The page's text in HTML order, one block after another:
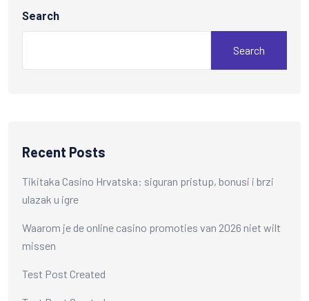
Search
Search
Recent Posts
Tikitaka Casino Hrvatska: siguran pristup, bonusi i brzi
ulazak u igre
Waarom je de online casino promoties van 2026 niet wilt
missen
Test Post Created